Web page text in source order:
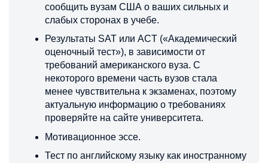
сообщить вузам США о ваших сильных и
слабых сторонах в учебе.
Результаты SAT или ACT («Академический
оценочный тест»), в зависимости от
требований американского вуза. С
некоторого времени часть вузов стала
менее чувствительна к экзаменах, поэтому
актуальную информацию о требованиях
проверяйте на сайте университета.
Мотивационное эссе.
Тест по английскому языку как иностранному